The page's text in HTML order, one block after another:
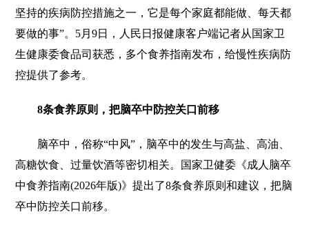
坚持的疾病防控措施之一，它是每个家庭都能做、每天都
要做的事”。5月9日，人民日报健康客户端记者从国家卫
生健康委食品司获悉，多个食养指南发布，给慢性疾病防
控提供了参考。
8条食养原则，把脑卒中防控关口前移
脑卒中，俗称“中风”，脑卒中的发生与高盐、高油、
高糖饮食、过量饮酒等密切相关。国家卫健委《成人脑卒
中食养指南(2026年版)》提出了8条食养原则和建议，把脑
卒中防控关口前移。